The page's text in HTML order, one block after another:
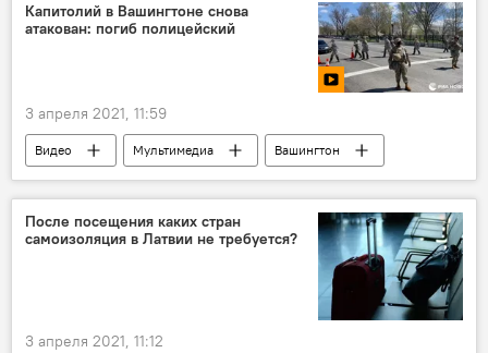
Капитолий в Вашингтоне снова
атакован: погиб полицейский
3 апреля 2021, 11:59
Видео Мультимедиа Вашингтон
После посещения каких стран
самоизоляция в Латвии не требуется?
3 апреля 2021, 11:12